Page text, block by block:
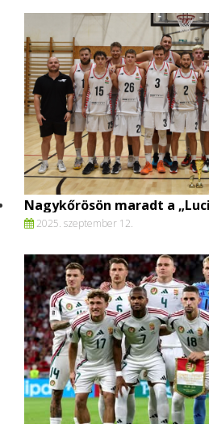
Nagykőrösön maradt a
2025. szeptember 12.